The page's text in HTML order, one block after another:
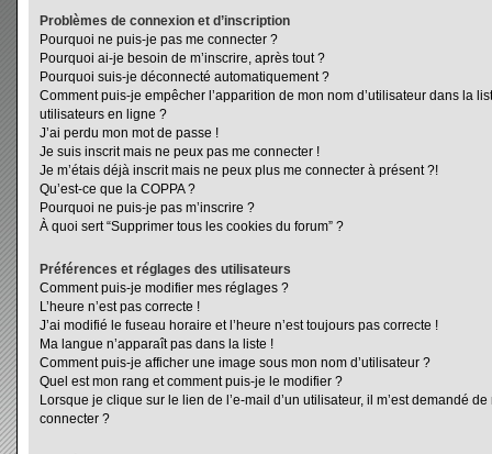
Problèmes de connexion et d’inscription
Pourquoi ne puis-je pas me connecter ?
Pourquoi ai-je besoin de m’inscrire, après tout ?
Pourquoi suis-je déconnecté automatiquement ?
Comment puis-je empêcher l’apparition de mon nom d’utilisateur dans la
utilisateurs en ligne ?
J’ai perdu mon mot de passe !
Je suis inscrit mais ne peux pas me connecter !
Je m’étais déjà inscrit mais ne peux plus me connecter à présent ?!
Qu’est-ce que la COPPA ?
Pourquoi ne puis-je pas m’inscrire ?
À quoi sert “Supprimer tous les cookies du forum” ?
Préférences et réglages des utilisateurs
Comment puis-je modifier mes réglages ?
L’heure n’est pas correcte !
J’ai modifié le fuseau horaire et l’heure n’est toujours pas correcte !
Ma langue n’apparaît pas dans la liste !
Comment puis-je afficher une image sous mon nom d’utilisateur ?
Quel est mon rang et comment puis-je le modifier ?
Lorsque je clique sur le lien de l’e-mail d’un utilisateur, il m’est demandé de
connecter ?